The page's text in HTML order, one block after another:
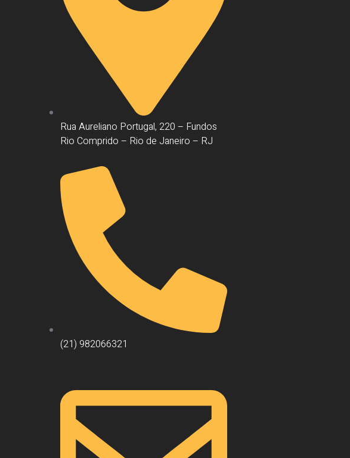
Rua Aureliano Portugal, 220 – Fundos
Rio Comprido – Rio de Janeiro – RJ
(21) 982066321